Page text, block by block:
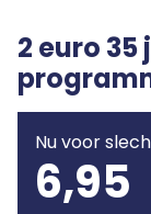
2 euro 35
Nu voor
6,95